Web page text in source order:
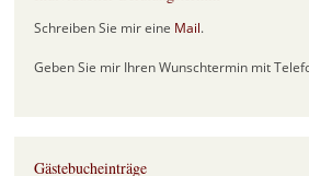
Schreiben Sie mir eine Mail.
Geben Sie mir Ihren Wunschtermin mit
Gästebucheinträge